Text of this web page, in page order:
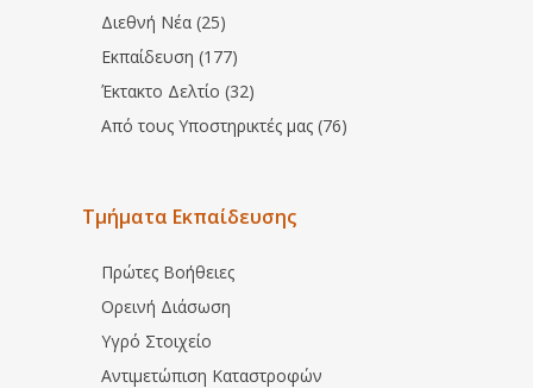
Διεθνή Νέα (25)
Εκπαίδευση (177)
Έκτακτο Δελτίο (32)
Από τους Υποστηρικτές μας (76)
Τμήματα Εκπαίδευσης
Πρώτες Βοήθειες
Ορεινή Διάσωση
Υγρό Στοιχείο
Αντιμετώπιση Καταστροφών